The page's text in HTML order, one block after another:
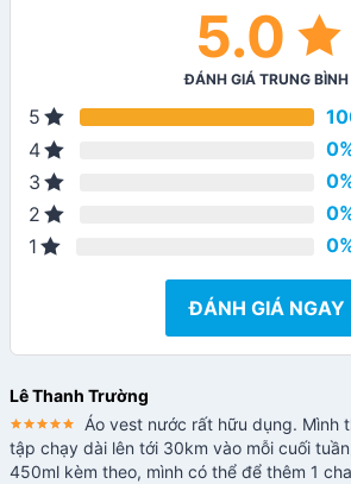
5.0
ĐÁNH GIÁ TRUNG BÌNH
5
4
3
2
1
ĐÁNH GIÁ NGAY
Lê Thanh Trường
Rated5
out of 5
Áo vest nước rất hữu dụng. Mình
tập chạy dài lên tới 30km vào mỗi cuối
450ml kèm theo, mình có thể để thêm 1